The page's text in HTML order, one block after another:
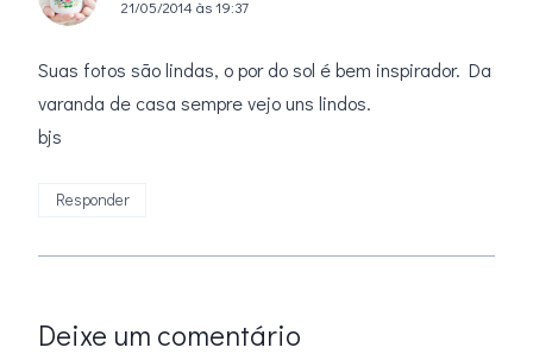
21/05/2014 às 19:37
Suas fotos são lindas, o por do sol é bem inspirador. Da
varanda de casa sempre vejo uns lindos.
bjs
Responder
Deixe um comentário